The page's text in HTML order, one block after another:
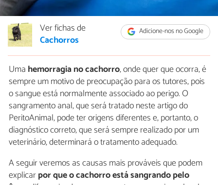
Adicione-nos no Google
Ver fichas de
Cachorros
Uma hemorragia no cachorro, onde quer que ocorra, é
sempre um motivo de preocupação para os tutores, pois
o sangue está normalmente associado ao perigo. O
sangramento anal, que será tratado neste artigo do
PeritoAnimal, pode ter origens diferentes e, portanto, o
diagnóstico correto, que será sempre realizado por um
veterinário, determinará o tratamento adequado.
A seguir veremos as causas mais prováveis que podem
explicarpor que o cachorro está sangrando pelo